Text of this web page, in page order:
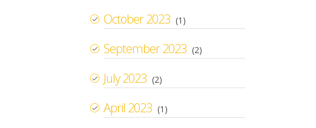
October 2023 (1)
September 2023 (2)
July 2023 (2)
April 2023 (1)